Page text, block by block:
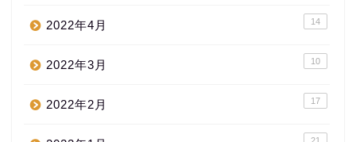
2022年4月 14
2022年3月 10
2022年2月 17